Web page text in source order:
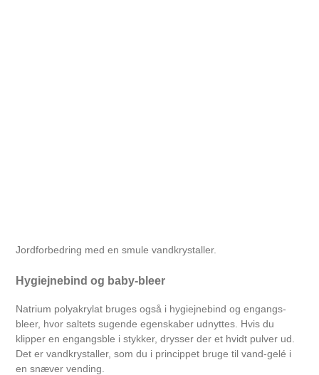
Jordforbedring med en smule vandkrystaller.
Hygiejnebind og baby-bleer
Natrium polyakrylat bruges også i hygiejnebind og engangs-
bleer, hvor saltets sugende egenskaber udnyttes. Hvis du
klipper en engangsble i stykker, drysser der et hvidt pulver ud.
Det er vandkrystaller, som du i princippet bruge til vand-gelé i
en snæver vending.